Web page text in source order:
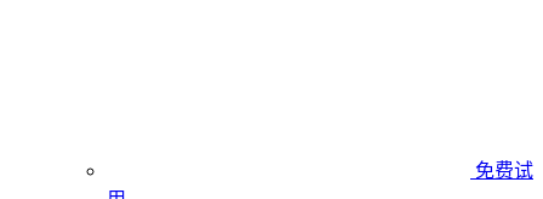
免费试